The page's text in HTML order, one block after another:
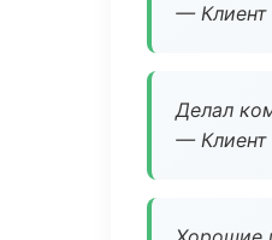
— Клиент
Делал
— Клиент